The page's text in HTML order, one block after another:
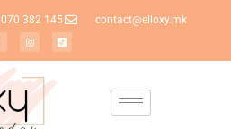
070 382 145 contact@elloxy.mk